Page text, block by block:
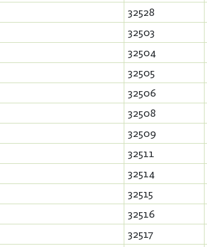
32528
32503
32504
32505
32506
32508
32509
32511
32514
32515
32516
32517